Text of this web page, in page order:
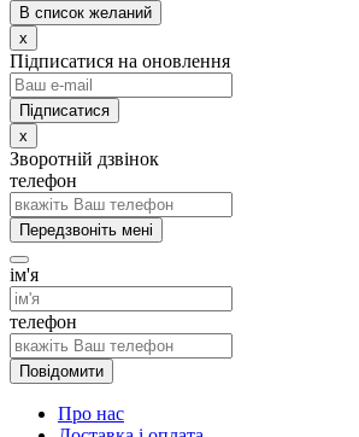
В список желаний
x
Підписатися на оновлення
x
Зворотній дзвінок
телефон
Передзвоніть мені
ім'я
телефон
Повідомити
Про нас